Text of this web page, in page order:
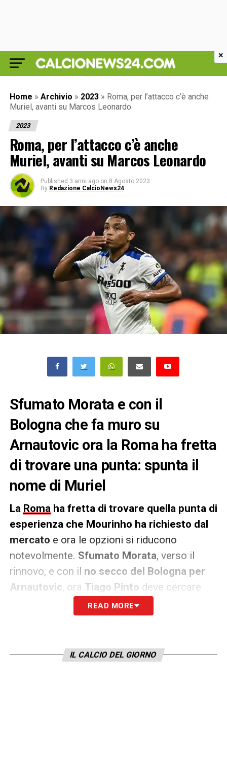
Home » Archivio » 2023 » Roma, per l’attacco c’è anche
Muriel, avanti su Marcos Leonardo
2023
Roma, per l’attacco c’è anche
Muriel, avanti su Marcos Leonardo
Published 3 anni ago on 8 Agosto 2023
By Redazione CalcioNews24
Sfumato Morata e con il
Bologna che fa muro su
Arnautovic ora la Roma ha fretta
di trovare una punta: spunta il
nome di Muriel
La Roma ha fretta di trovare quella punta di
esperienza che Mourinho ha richiesto dal
mercato e ora le opzioni si riducono
notevolmente. Sfumato Morata, verso il
rinnovo, e con il no secco del Bologna per
Arnautovic, ora Tiago Pinto deve cercare
nuove soluzioni. Secondo quanto riportato
Corriere dello Sport, i nomi potrebbero
dell’Atalanta.In particolare il numero nove
, reduce da una stagione difficile,
READ MORE
IL CALCIO DEL GIORNO
×